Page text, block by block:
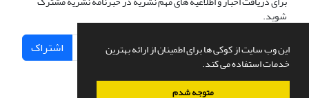
این وب سایت از کوکی ها برای اطمینان از ارائه بهترین
خدمات استفاده می کند.
متوجه شدم
شوید.
اشتراک